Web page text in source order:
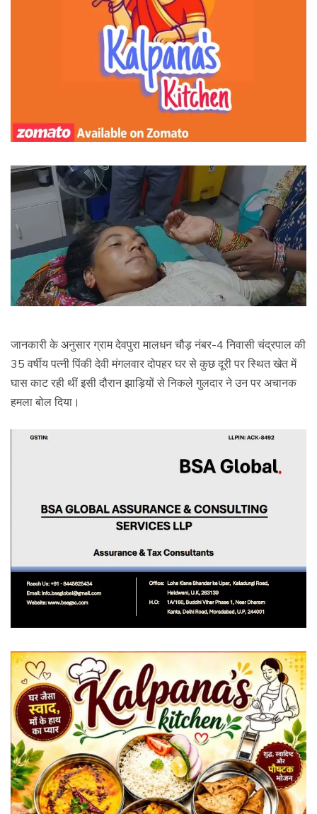
जानकारी के अनुसार ग्राम देवपुरा मालधन चौड़ नंबर-4 निवासी चंद्रपाल की
35 वर्षीय पत्नी पिंकी देवी मंगलवार दोपहर घर से कुछ दूरी पर स्थित खेत में
घास काट रही थीं इसी दौरान झाड़ियों से निकले गुलदार ने उन पर अचानक
हमला बोल दिया।